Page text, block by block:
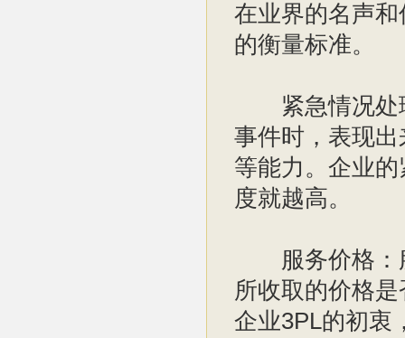
在业界的名声
的衡量标准。
紧急情况处理
事件时，表现
等能力。企业
度就越高。
服务价格：服
所收取的价格
企业3PL的初衷